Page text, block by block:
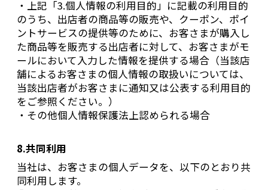
・上記「3.個人情報の利用目的」に記載の利用目的
のうち、出店者の商品等の販売や、クーポン、ポイ
ントサービスの提供等のために、お客さまが購入し
た商品等を販売する出店者に対して、お客さまがモ
ールにおいて入力した情報を提供する場合（当該店
舗によるお客さまの個人情報の取扱いについては、
当該出店者がお客さまに通知又は公表する利用目的
をご参照ください。）
・その他個人情報保護法上認められる場合
8.共同利用
当社は、お客さまの個人データを、以下のとおり共
同利用します。